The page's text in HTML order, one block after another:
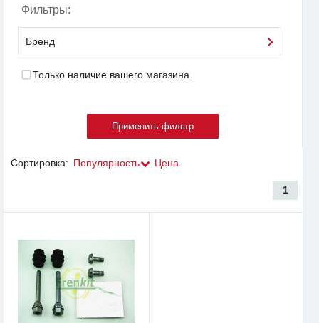
Фильтры:
Бренд
Только наличие вашего магазина
Сортировка: Популярность Цена
1